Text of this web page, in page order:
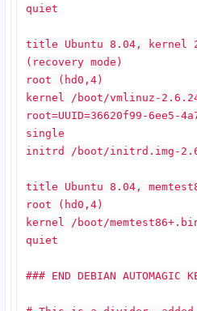
quiet
title Ubuntu 8.04, kernel
(recovery mode)
root (hd0,4)
kernel /boot/vmlinuz-
root=UUID=36620f99-6ee5-
single
initrd /boot/initrd.img-
title Ubuntu 8.04,
root (hd0,4)
kernel /boot/
quiet
### END DEBIAN AUTOMAGIC